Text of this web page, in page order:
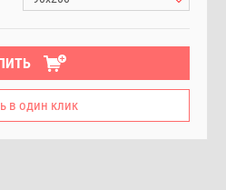
в один клик